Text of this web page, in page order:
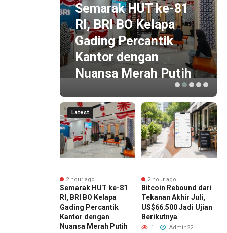
Semarak HUT ke-81
RI, BRI BO Kelapa
Gading Percantik
Kantor dengan
Nuansa Merah Putih
Latest
2 hour ago
Semarak HUT ke-81
RI, BRI BO Kelapa
Gading Percantik
Kantor dengan
Nuansa Merah Putih
2 hour ago
Bitcoin Rebound dari
Tekanan Akhir Juli,
US$66.500 Jadi Ujian
Berikutnya
1 Admin22